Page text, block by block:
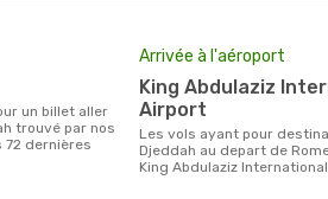
trouvé par nos
72 dernières
Arrivée à l'aéroport
King Abdulaziz International
Airport
Les vols ayant pour destination
Djeddah au depart de
King Abdulaziz